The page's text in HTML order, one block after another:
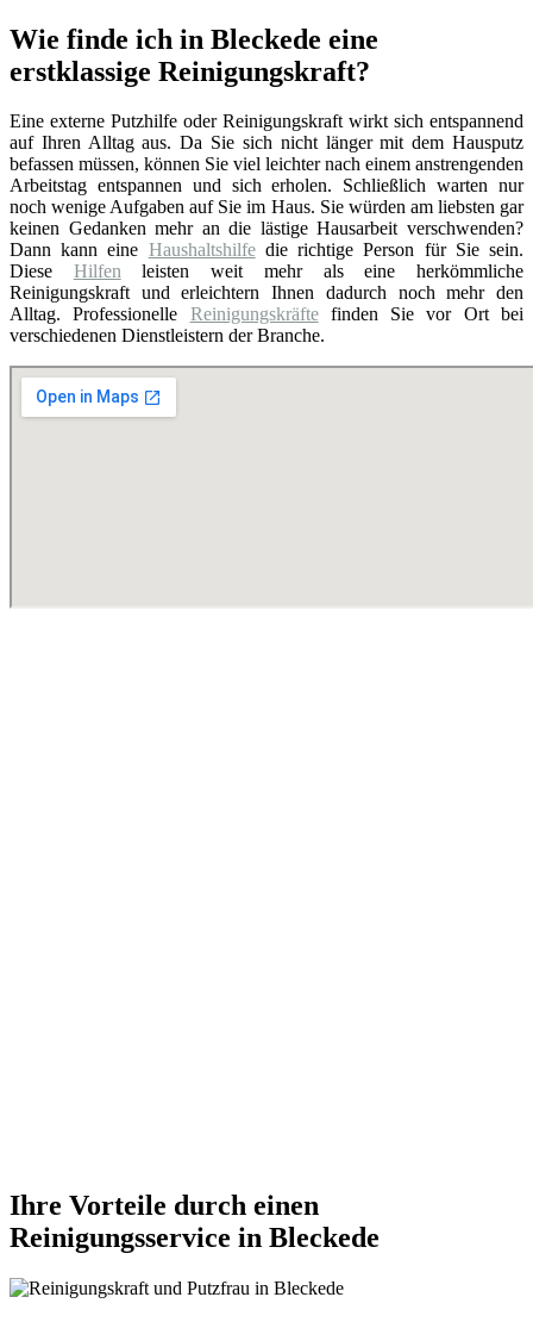
Wie finde ich in Bleckede eine
erstklassige Reinigungskraft?
Eine externe Putzhilfe oder Reinigungskraft wirkt sich entspannend
auf Ihren Alltag aus. Da Sie sich nicht länger mit dem Hausputz
befassen müssen, können Sie viel leichter nach einem anstrengenden
Arbeitstag entspannen und sich erholen. Schließlich warten nur
noch wenige Aufgaben auf Sie im Haus. Sie würden am liebsten gar
keinen Gedanken mehr an die lästige Hausarbeit verschwenden?
Dann kann eine Haushaltshilfedie richtige Person für Sie sein.
Diese Hilfenleisten weit mehr als eine herkömmliche
Reinigungskraft und erleichtern Ihnen dadurch noch mehr den
Alltag. Professionelle Reinigungskräftefinden Sie vor Ort bei
verschiedenen Dienstleistern der Branche.
Ihre Vorteile durch einen
Reinigungsservice in Bleckede